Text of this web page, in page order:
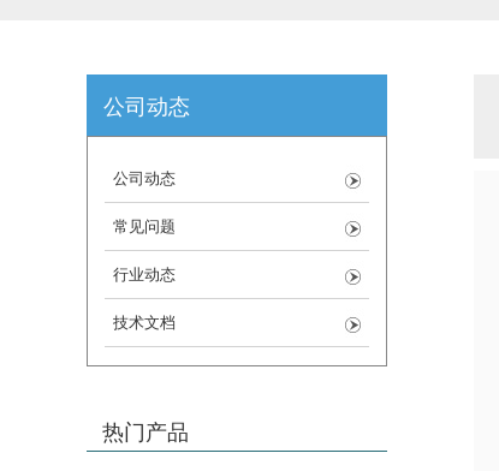
公司动态
公司动态
常见问题
行业动态
技术文档
热门产品